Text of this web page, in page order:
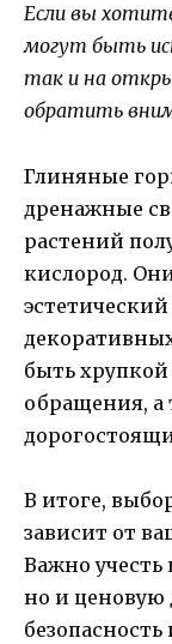
Если вы
могут быть
так и на
обратить
Глиняные
дренажные
растений
кислород.
быть хрупкой
обращения, а
В итоге,
зависит от
Важно учесть
но и ценовую
безопасность